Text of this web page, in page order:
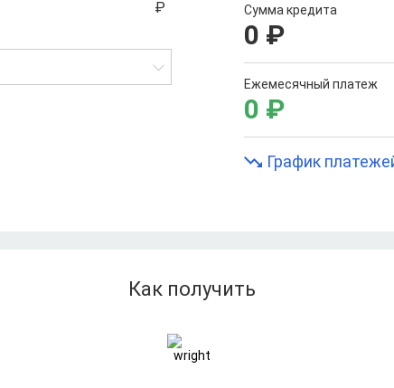
Сумма кредита
0 ₽
Ежемесячный платеж
0 ₽
График
Как получить